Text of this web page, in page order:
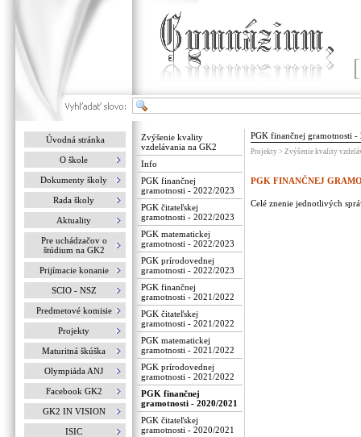
Úvodná stránka
O škole
Dokumenty školy
Rada školy
Aktuality
Pre uchádzačov o
štúdium na GK2
Prijímacie konanie
SCIO - NSZ
Predmetové komisie
Projekty
Maturitná škúška
Olympiáda ANJ
Facebook GK2
GK2 IN VISION
ISIC
PGK finančnej gramotnosti -
Projekty > Zvýšenie kvality
PGK FINANČNEJ
Celé znenie jednotlivých
Zvýšenie kvality
vzdelávania na GK2
Info
PGK finančnej
gramotnosti - 2022/2023
PGK čitateľskej
gramotnosti - 2022/2023
PGK matematickej
gramotnosti - 2022/2023
PGK prírodovednej
gramotnosti - 2022/2023
PGK finančnej
gramotnosti - 2021/2022
PGK čitateľskej
gramotnosti - 2021/2022
PGK matematickej
gramotnosti - 2021/2022
PGK prírodovednej
gramotnosti - 2021/2022
PGK finančnej
gramotnosti - 2020/2021
PGK čitateľskej
gramotnosti - 2020/2021